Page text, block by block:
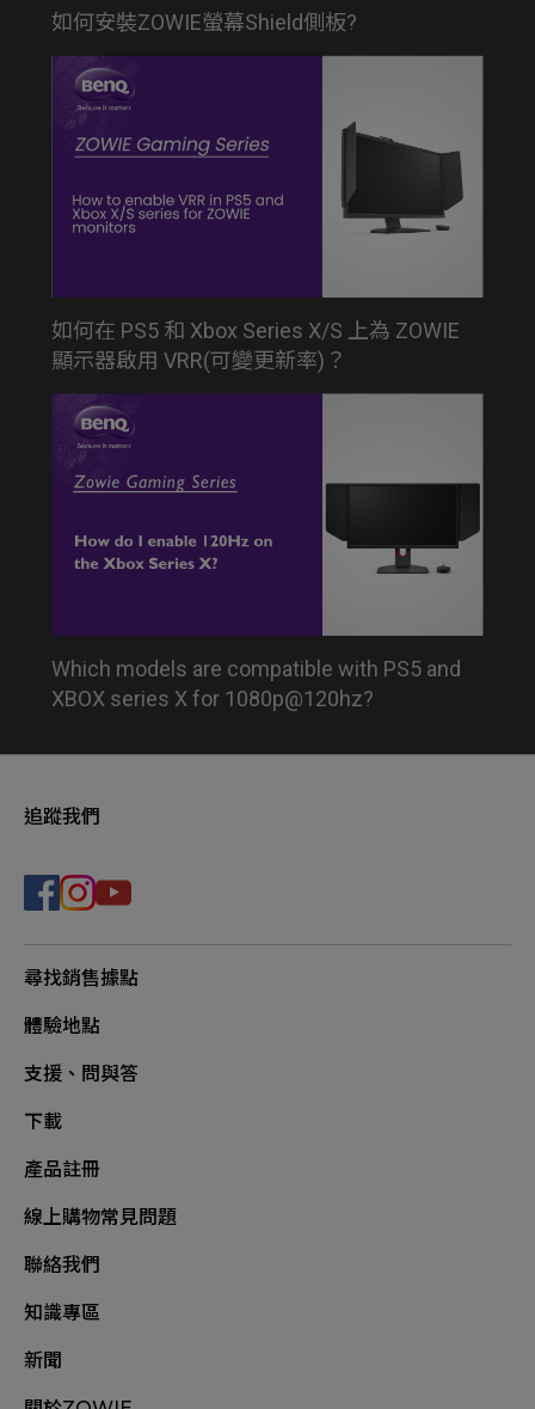
如何安裝ZOWIE螢幕Shield側板?
如何在 PS5 和 Xbox Series X/S 上為 ZOWIE
顯示器啟用 VRR(可變更新率)？
Which models are compatible with PS5 and
XBOX series X for 1080p@120hz?
追蹤我們
尋找銷售據點
體驗地點
支援、問與答
下載
產品註冊
線上購物常見問題
聯絡我們
知識專區
新聞